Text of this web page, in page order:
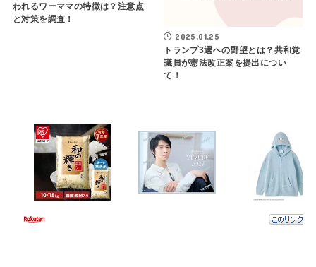
われるワーママの特徴は？注意点
と対策を調査！
2025.01.25
トランプ3選への野望とは？共和党
議員が憲法改正案を提出につい
て！